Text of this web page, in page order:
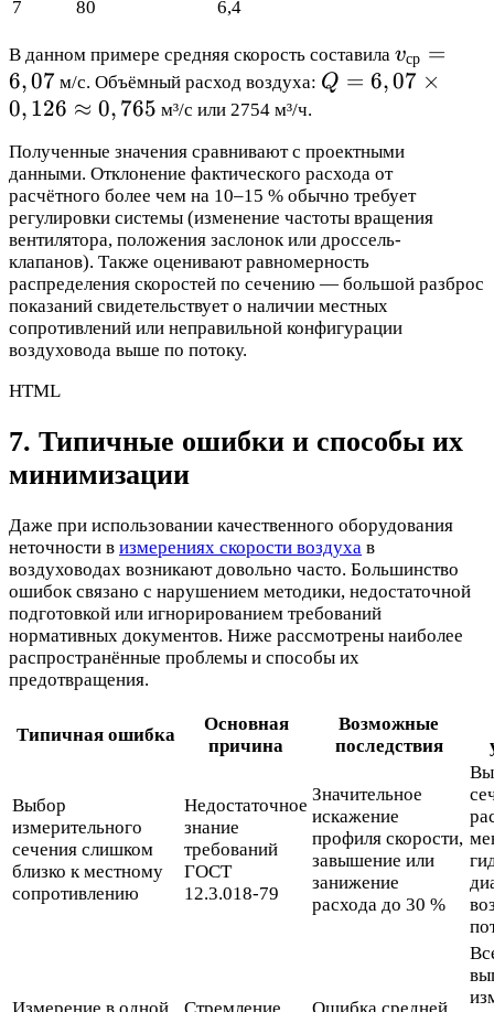
7
80 6,4
В данном примере средняя скорость составила v_{ср}
= 6,07
vср =
6,07 м/с. Объёмный расход воздуха: Q =
0,126
\approx
0,765
Q = 6,07 ×
0, 126 ≈ 0, 765 м³/с или 2754 м³/ч.
Полученные значения сравнивают с проектными
данными. Отклонение фактического расхода от
расчётного более чем на 10–15 % обычно требует
регулировки системы (изменение частоты вращения
вентилятора, положения заслонок или дроссель-
клапанов). Также оценивают равномерность
распределения скоростей по сечению — большой разброс
показаний свидетельствует о наличии местных
сопротивлений или неправильной конфигурации
воздуховода выше по потоку.
HTML
7. Типичные ошибки и способы их
минимизации
Даже при использовании качественного оборудования
неточности в измерениях скорости воздуха в
воздуховодах возникают довольно часто. Большинство
ошибок связано с нарушением методики, недостаточной
подготовкой или игнорированием требований
нормативных документов. Ниже рассмотрены наиболее
распространённые проблемы и способы их
предотвращения.
Типичная ошибка
Основная
причина
Возможные
последствия
Выбор
измерительного
сечения слишком
близко к местному
сопротивлению
Недостаточное
знание
требований
ГОСТ
12.3.018-79
Значительное
искажение
профиля скорости,
завышение или
занижение
расхода до 30 %